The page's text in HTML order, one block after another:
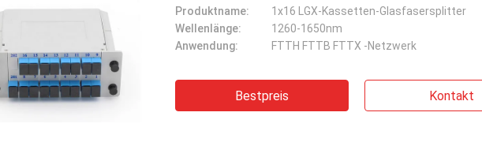
Produktname:
1x16 LGX-Kassetten-Glasfasersplitter
Wellenlänge:
1260-1650nm
Anwendung:
FTTH FTTB FTTX -Netzwerk
Bestpreis Kontakt